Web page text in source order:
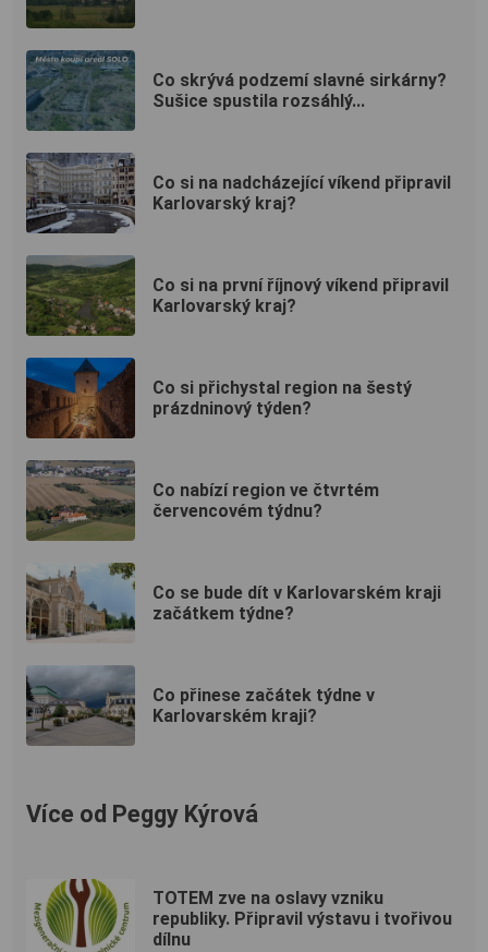
Co skrývá podzemí slavné sirkárny?
Sušice spustila rozsáhlý...
Co si na nadcházející víkend připravil
Karlovarský kraj?
Co si na první říjnový víkend připravil
Karlovarský kraj?
Co si přichystal region na šestý
prázdninový týden?
Co nabízí region ve čtvrtém
červencovém týdnu?
Co se bude dít v Karlovarském kraji
začátkem týdne?
Co přinese začátek týdne v
Karlovarském kraji?
Více od Peggy Kýrová
TOTEM zve na oslavy vzniku
republiky. Připravil výstavu i tvořivou
dílnu